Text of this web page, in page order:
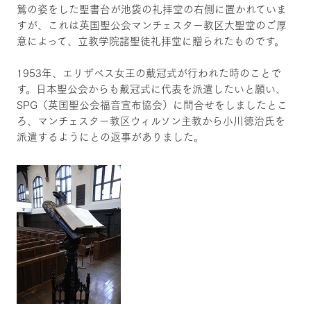
鷲の姿をした聖書台が池袋の礼拝堂の右側に置かれていま
すが、これは英国聖公会マンチェスター教区大聖堂のご厚
意によって、立教学院諸聖徒礼拝堂に贈られたものです。
1953年、エリザベス女王の戴冠式が行われた時のことで
す。日本聖公会からも戴冠式に代表を派遣したいと願い、
SPG（英国聖公会福音宣布協会）に問合せをしましたとこ
ろ、マンチェスター教区ウィルソン主教から小川徳治氏を
派遣するようにとの返事がありました。